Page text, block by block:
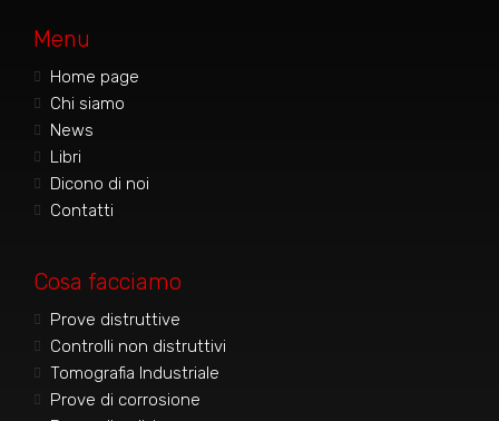
Menu
Home page
Chi siamo
News
Libri
Dicono di noi
Contatti
Cosa facciamo
Prove distruttive
Controlli non distruttivi
Tomografia Industriale
Prove di corrosione